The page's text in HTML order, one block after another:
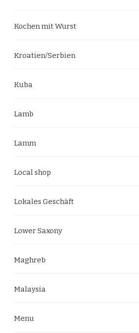
Kochen mit Wurst
Kroatien/Serbien
Kuba
Lamb
Lamm
Local shop
Lokales Geschäft
Lower Saxony
Maghreb
Malaysia
Menu